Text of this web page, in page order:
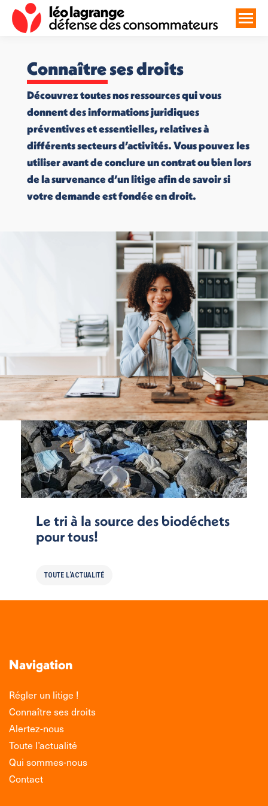
Connaître ses droits
Découvrez toutes nos ressources qui vous
donnent des informations juridiques
préventives et essentielles, relatives à
différents secteurs d’activités. Vous pouvez les
utiliser avant de conclure un contrat ou bien lors
de la survenance d’un litige afin de savoir si
votre demande est fondée en droit.
Le tri à la source des biodéchets
pour tous!
TOUTE L'ACTUALITÉ
Navigation
Régler un litige !
Connaître ses droits
Alertez-nous
Toute l’actualité
Qui sommes-nous
Contact